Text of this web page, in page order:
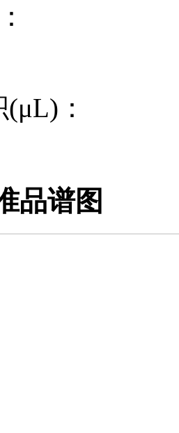
：
品谱图